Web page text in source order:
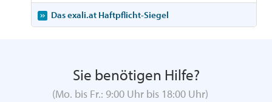
Das exali.at Haftpflicht-Siegel
Sie benötigen Hilfe?
(Mo. bis Fr.: 9:00 Uhr bis 18:00 Uhr)